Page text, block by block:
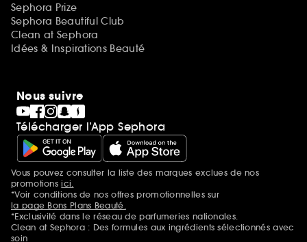
Sephora Prize
Sephora Beautiful Club
Clean at Sephora
Idées & Inspirations Beauté
Nous suivre
Télécharger l’App Sephora
Mentions additionnelles
Vous pouvez consulter la liste des marques exclues de nos
promotionsici.
*Voir conditions de nos offres promotionnelles sur
la page Bons Plans Beauté.
*Exclusivité dans le réseau de parfumeries nationales.
Clean at Sephora : Des formules aux ingrédients sélectionnés avec
soin